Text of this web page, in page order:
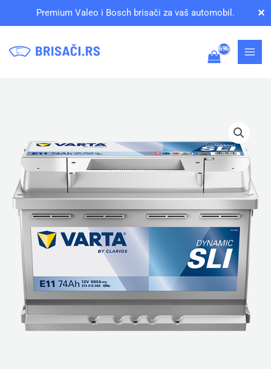
Premium Valeo i Bosch brisači za vaš automobil. ✕
Dynamic
E11
Akumulator
12V
74Ah
Desno+
količina